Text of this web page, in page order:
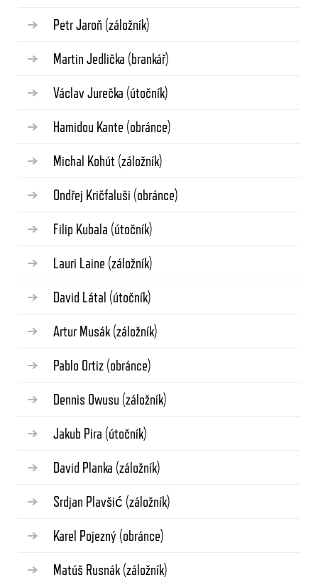
Petr Jaroň (záložník)
Martin Jedlička (brankář)
Václav Jurečka (útočník)
Hamidou Kante (obránce)
Michal Kohút (záložník)
Ondřej Kričfaluši (obránce)
Filip Kubala (útočník)
Lauri Laine (záložník)
David Látal (útočník)
Artur Musák (záložník)
Pablo Ortiz (obránce)
Dennis Owusu (záložník)
Jakub Pira (útočník)
David Planka (záložník)
Srdjan Plavšić (záložník)
Karel Pojezný (obránce)
Matúš Rusnák (záložník)